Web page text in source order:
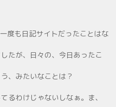
度も日記サイトだったことはな
たが、日々の、今日あったこ
、みたいなことは？
るわけじゃないしなぁ。ま、